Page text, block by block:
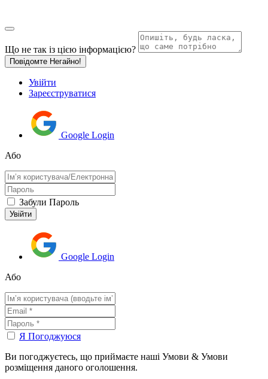
Що не так із цією інформацією?
Повідомте Негайно!
Увійти
Зареєструватися
Google Login
Або
Забули Пароль
Google Login
Або
Я Погоджуюся
Ви погоджуєтесь, що приймаєте наші Умови & Умови
розміщення даного оголошення.